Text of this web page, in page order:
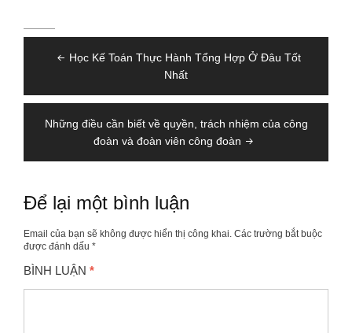
hướng
viết
Học Kế Toán Thực Hành Tổng Hợp Ở Đâu Tốt
Nhất
Những điều cần biết về quyền, trách nhiệm của công
đoàn và đoàn viên công đoàn
Để lại một bình luận
Email của bạn sẽ không được hiển thị công khai. Các trường bắt buộc
được đánh dấu *
BÌNH LUẬN *